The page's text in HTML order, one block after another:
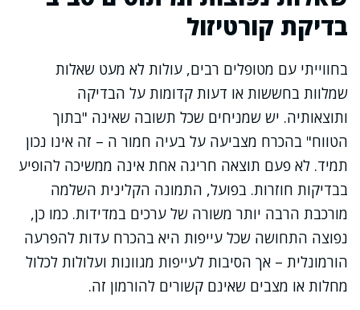
בדיקת קורטיזול
בחווייתי עם מטופלים רבים, עולות לא מעט שאלות
שמלוות בחששות או דעות קדומות על הבדיקה
ותוצאותיה. יש שמניחים שכל תשובה שאינה "בתוך
הטווח" בהכרח מצביעה על בעיה חמור ה – זה אינו נכון
תמיד. לא פעם תוצאה חריגה אחת אינה ממשיכה להופיע
בבדיקות חוזרות. בפועל, התמונה הקלינית השלמה
מורכבת הרבה יותר משורה של ערכים במדידות. כמו כן,
נפוצה התחושה שכל עייפות היא בהכרח עדות להפרעה
הורמונלית – אך הסיבות לעייפות מגוונות ועלולות לכלול
מחלות או מצבים שאינם קשורים להורמון זה.